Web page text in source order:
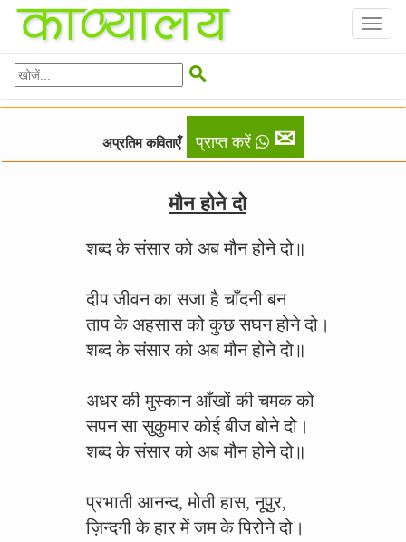

अप्रतिम कविताएँ प्राप्त करें ✉
मौन होने दो
शब्द के संसार को अब मौन होने दो॥
दीप जीवन का सजा है चाँदनी बन
ताप के अहसास को कुछ सघन होने दो।
शब्द के संसार को अब मौन होने दो॥
अधर की मुस्कान आँखों की चमक को
सपन सा सुकुमार कोई बीज बोने दो।
शब्द के संसार को अब मौन होने दो॥
प्रभाती आनन्द, मोती हास, नूपुर,
ज़िन्दगी के हार में जम के पिरोने दो।